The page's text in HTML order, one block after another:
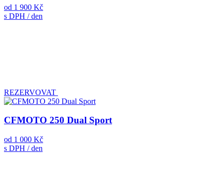
od 1 900 Kč
s DPH / den
REZERVOVAT
CFMOTO 250 Dual Sport
od 1 000 Kč
s DPH / den